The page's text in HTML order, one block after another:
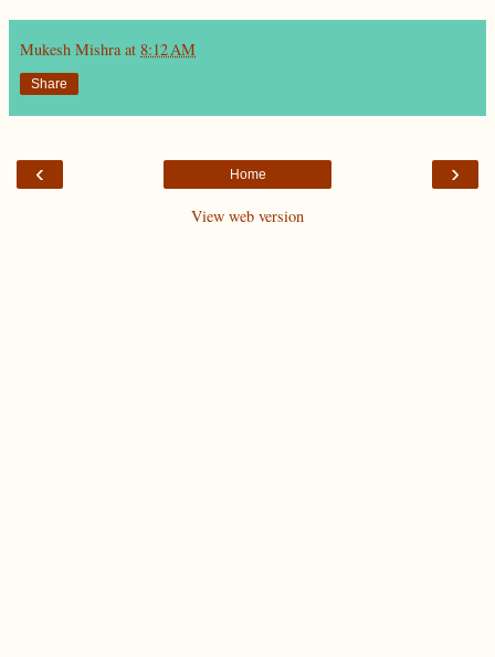
Mukesh Mishra at 8:12 AM
Share
‹ ›
Home
View web version